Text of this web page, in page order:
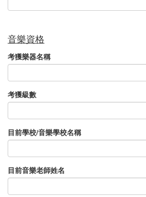
音樂資格
考獲樂器名稱
考獲級數
目前學校/音樂學校名稱
目前音樂老師姓名